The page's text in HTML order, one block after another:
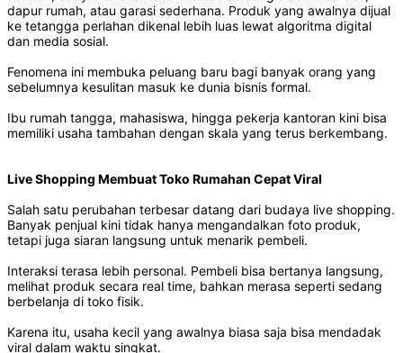
dapur rumah, atau garasi sederhana. Produk yang awalnya dijual
ke tetangga perlahan dikenal lebih luas lewat algoritma digital
dan media sosial.
Fenomena ini membuka peluang baru bagi banyak orang yang
sebelumnya kesulitan masuk ke dunia bisnis formal.
Ibu rumah tangga, mahasiswa, hingga pekerja kantoran kini bisa
memiliki usaha tambahan dengan skala yang terus berkembang.
Live Shopping Membuat Toko Rumahan Cepat Viral
Salah satu perubahan terbesar datang dari budaya live shopping.
Banyak penjual kini tidak hanya mengandalkan foto produk,
tetapi juga siaran langsung untuk menarik pembeli.
Interaksi terasa lebih personal. Pembeli bisa bertanya langsung,
melihat produk secara real time, bahkan merasa seperti sedang
berbelanja di toko fisik.
Karena itu, usaha kecil yang awalnya biasa saja bisa mendadak
viral dalam waktu singkat.